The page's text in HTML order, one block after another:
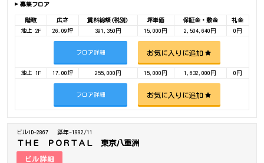
募集フロア
階数 広さ 賃料総額(税別) 坪単価 保証金・敷金
礼金
地上 2F
26.09坪 391,350円 15,000円 2,504,640円 0円
フロア詳細 お気に入りに追加
地上 1F 17.00坪 255,000円 15,000円 1,632,000円 0円
フロア詳細 お気に入りに追加
ビルID-2867 築年-1992/11
ＴＨＥ ＰＯＲＴＡＬ 東京八重洲
ビル詳細